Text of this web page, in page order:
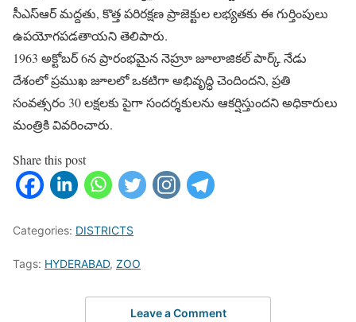
సీఎస్ఆర్ మద్దతు, కొత్త పరిరక్షణ ప్రాజెక్టుల లభ్యతకు ఈ గుర్తింపులు
ఉపయోగపడతాయని తెలిపారు.
1963 అక్టోబర్ 6న ప్రారంభమైన నెహ్రూ జూలాజికల్ పార్క్ నేడు
దేశంలో ప్రముఖ జూలలో ఒకటిగా అభివృద్ధి చెందిందని, ప్రతి
సంవత్సరం 30 లక్షలకు పైగా సందర్శకులను ఆకర్షిస్తుందని అధికారులు
మంత్రికి వివరించారు.
Share this post
Categories: DISTRICTS
Tags: HYDERABAD, ZOO
Leave a Comment